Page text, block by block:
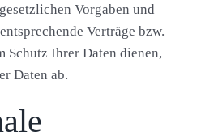
Vorgaben und
Verträge bzw.
Schutz Ihrer Daten dienen,
Daten ab.